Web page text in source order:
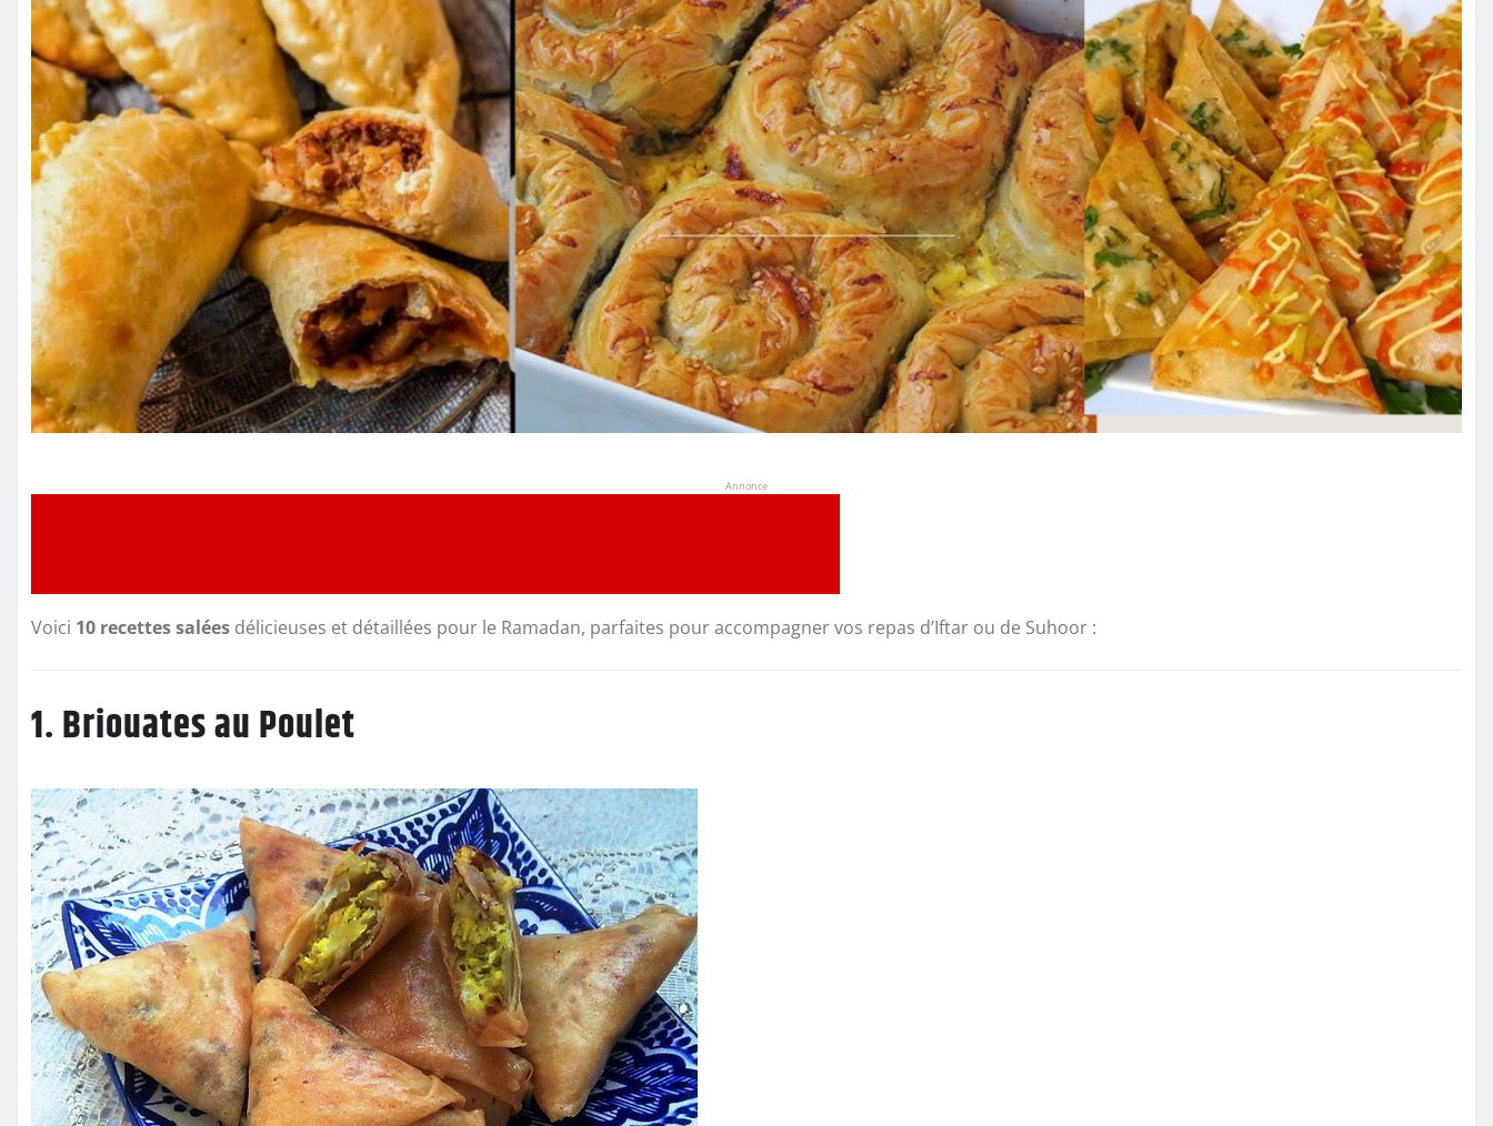
Annonce
Voici 10 recettes salées délicieuses et détaillées pour le Ramadan, parfaites pour accompagner vos repas d’Iftar ou de Suhoor :
1. Briouates au Poulet